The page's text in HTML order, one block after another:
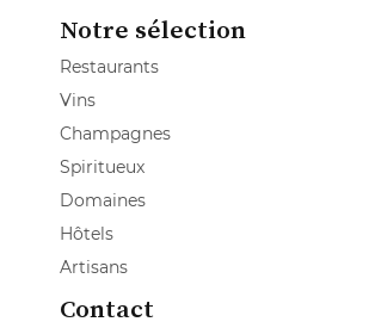
Notre sélection
Restaurants
Vins
Champagnes
Spiritueux
Domaines
Hôtels
Artisans
Contact